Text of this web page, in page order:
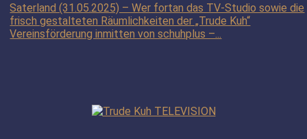
Saterland (31.05.2025) – Wer fortan das TV-Studio sowie die
frisch gestalteten Räumlichkeiten der „Trude Kuh“
Vereinsförderung inmitten von schuhplus –...